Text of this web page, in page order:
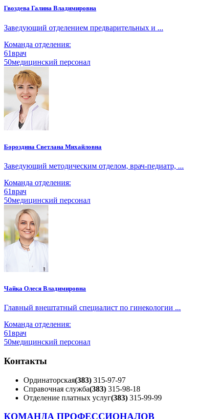
Гвоздева Галина Владимировна
Заведующий отделением предварительных и ...
Команда отделения:
61врач
50медицинский персонал
Бороздина Светлана Михайловна
Заведующий методическим отделом, врач-педиатр, ...
Команда отделения:
61врач
50медицинский персонал
Чайка Олеся Владимировна
Главный внештатный специалист по гинекологии ...
Команда отделения:
61врач
50медицинский персонал
Контакты
Ординаторская(383) 315-97-97
Справочная служба(383) 315-98-18
Отделение платных услуг(383) 315-99-99
КОМАНДА ПРОФЕССИОНАЛОВ